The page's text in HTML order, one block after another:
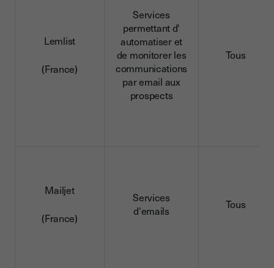
Lemlist
(France)
Services
permettant d'
automatiser et
de monitorer les
communications
par email aux
prospects
Tous
Mailjet
(France)
Services
d'emails
Tous